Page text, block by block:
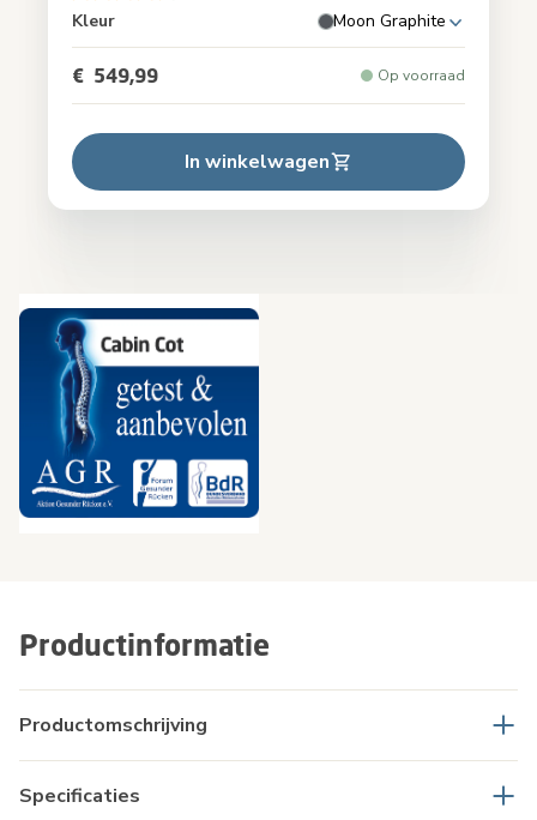
Productinformatie
Productomschrijving
Specificaties
Kleur Moon Graphite
€ 549,99 Op voorraad
In winkelwagen